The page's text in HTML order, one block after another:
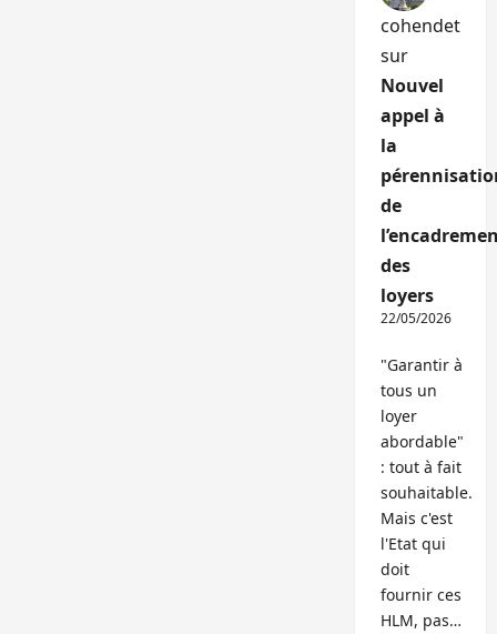
cohendet
sur
Nouvel
appel à
la
de
des
loyers
22/05/2026
"Garantir à
tous un
loyer
abordable"
: tout à fait
souhaitable.
Mais c'est
l'Etat qui
doit
fournir ces
HLM, pas…